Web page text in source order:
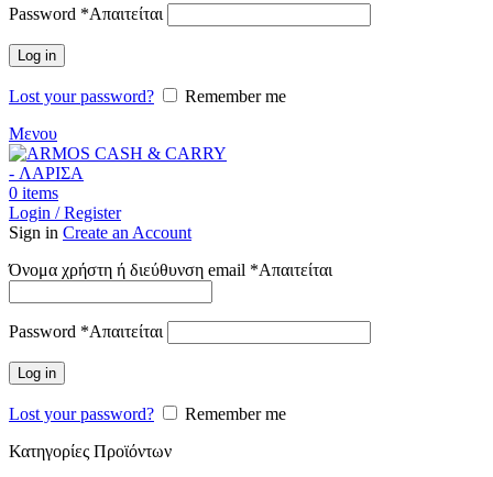
Password *Απαιτείται
Log in
Lost your password?
Remember me
Μενου
0 items
Login / Register
Sign in Create an Account
Όνομα χρήστη ή διεύθυνση email *Απαιτείται
Password *Απαιτείται
Log in
Lost your password?
Remember me
Κατηγορίες Προϊόντων